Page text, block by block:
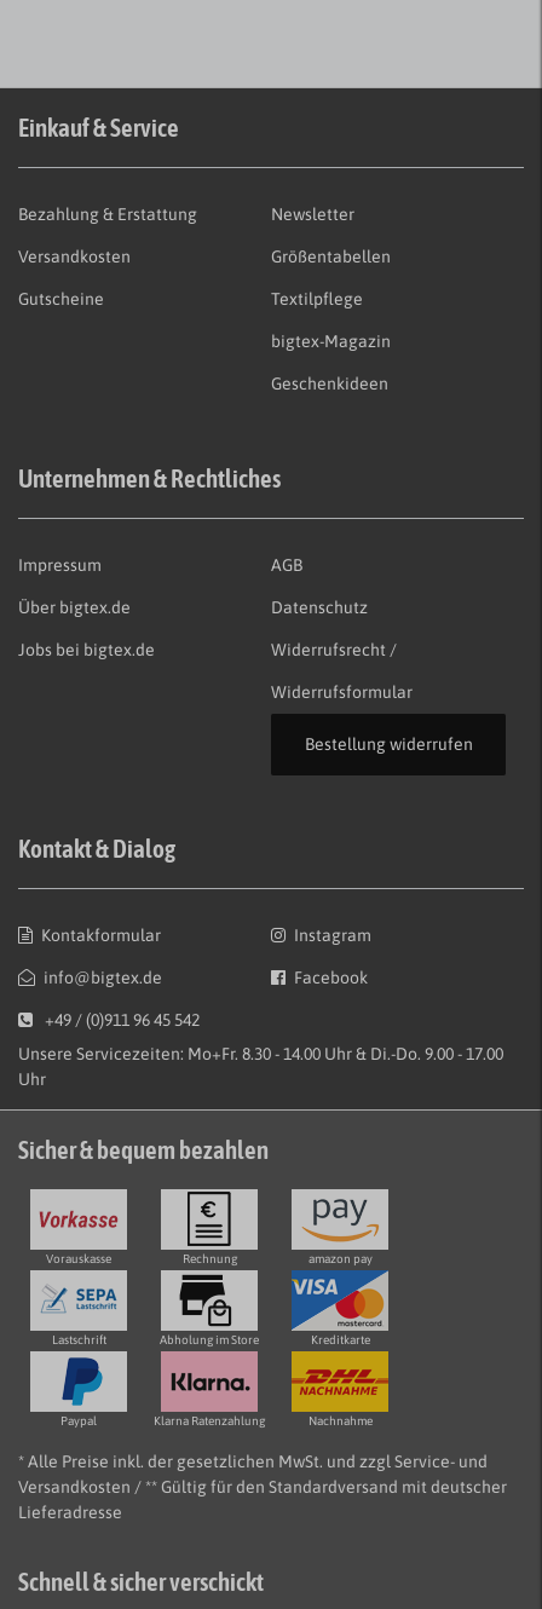
Einkauf & Service
Bezahlung & Erstattung
Versandkosten
Gutscheine
Newsletter
Größentabellen
Textilpflege
bigtex-Magazin
Geschenkideen
Unternehmen & Rechtliches
Impressum
Über bigtex.de
Jobs bei bigtex.de
AGB
Datenschutz
Widerrufsrecht /
Widerrufsformular
Bestellung widerrufen
Kontakt & Dialog
Kontakformular
info@bigtex.de
Instagram
Facebook
+49 / (0)911 96 45 542
Unsere Servicezeiten: Mo+Fr. 8.30 - 14.00 Uhr & Di.-Do. 9.00 - 17.00
Uhr
Sicher & bequem bezahlen
Vorauskasse Rechnung amazon pay
Lastschrift Abholung im Store Kreditkarte
Paypal Klarna Ratenzahlung Nachnahme
* Alle Preise inkl. der gesetzlichen MwSt. und zzgl Service- und
Versandkosten / ** Gültig für den Standardversand mit deutscher
Lieferadresse
Schnell & sicher verschickt